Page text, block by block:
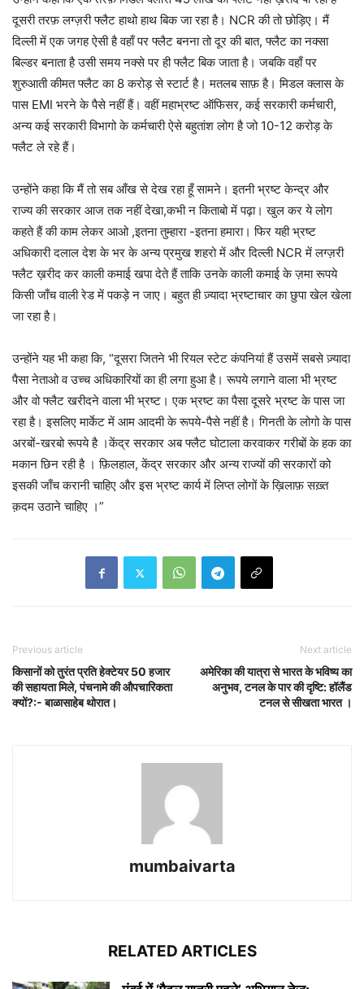
दूसरी तरफ़ लग्ज़री फ्लैट हाथो हाथ बिक जा रहा है। NCR की तो छोड़िए। मैं
दिल्ली में एक जगह ऐसी है वहाँ पर फ्लैट बनना तो दूर की बात, फ्लैट का नक्सा
बिल्डर बनाता है उसी समय नक्से पर ही फ्लैट बिक जाता है। जबकि वहाँ पर
शुरुआती कीमत फ्लैट का 8 करोड़ से स्टार्ट है। मतलब साफ़ है। मिडल क्लास के
पास EMI भरने के पैसे नहीं हैं। वहीं महाभ्रष्ट ऑफिसर, कई सरकारी कर्मचारी,
अन्य कई सरकारी विभागो के कर्मचारी ऐसे बहुतांश लोग है जो 10-12 करोड़ के
फ्लैट ले रहे हैं।
उन्होंने कहा कि मैं तो सब आँख से देख रहा हूँ सामने। इतनी भ्रष्ट केन्द्र और
राज्य की सरकार आज तक नहीं देखा,कभी न किताबो में पढ़ा। खुल कर ये लोग
कहते हैं की काम लेकर आओ ,इतना तुम्हारा -इतना हमारा। फिर यही भ्रष्ट
अधिकारी दलाल देश के भर के अन्य प्रमुख शहरो में और दिल्ली NCR में लग्ज़री
फ्लैट ख़रीद कर काली कमाई खपा देते हैं ताकि उनके काली कमाई के ज़मा रूपये
किसी जाँच वाली रेड में पकड़े न जाए। बहुत ही ज़्यादा भ्रष्टाचार का छुपा खेल खेला
जा रहा है।
उन्होंने यह भी कहा कि, “दूसरा जितने भी रियल स्टेट कंपनियां हैं उसमें सबसे ज़्यादा
पैसा नेताओ व उच्च अधिकारियों का ही लगा हुआ है। रूपये लगाने वाला भी भ्रष्ट
और वो फ्लैट खरीदने वाला भी भ्रष्ट। एक भ्रष्ट का पैसा दूसरे भ्रष्ट के पास जा
रहा है। इसलिए मार्केट में आम आदमी के रूपये-पैसे नहीं है। गिनती के लोगो के पास
अरबों-खरबो रूपये है ।केंद्र सरकार अब फ्लैट घोटाला करवाकर गरीबों के हक का
मकान छिन रही है । फ़िलहाल, केंद्र सरकार और अन्य राज्यों की सरकारों को
इसकी जाँच करानी चाहिए और इस भ्रष्ट कार्य में लिप्त लोगों के ख़िलाफ़ सख़्त
क़दम उठाने चाहिए ।”
Previous article
किसानों को तुरंत प्रति हेक्टेयर 50 हजार
की सहायता मिले, पंचनामे की औपचारिकता
क्यों?:- बाळासाहेब थोरात।
Next article
अमेरिका की यात्रा से भारत के भविष्य का
अनुभव, टनल के पार की दृष्टि: हॉलैंड
टनल से सीखता भारत ।
mumbaivarta
RELATED ARTICLES